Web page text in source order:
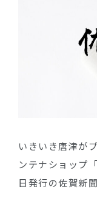
いきいき唐津が
ンテナショップ「
日発行の佐賀新